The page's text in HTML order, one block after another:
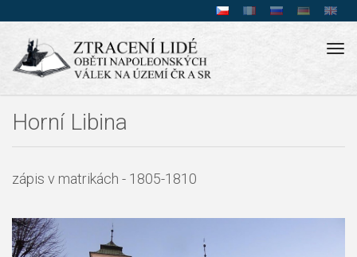
Horní Libina
zápis v matrikách - 1805-1810